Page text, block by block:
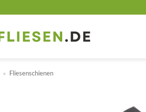
» Fliesenschienen